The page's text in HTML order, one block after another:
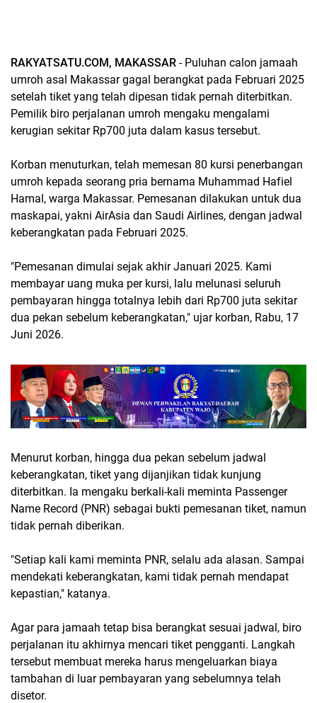
RAKYATSATU.COM, MAKASSAR - Puluhan calon jamaah
umroh asal Makassar gagal berangkat pada Februari 2025
setelah tiket yang telah dipesan tidak pernah diterbitkan.
Pemilik biro perjalanan umroh mengaku mengalami
kerugian sekitar Rp700 juta dalam kasus tersebut.
Korban menuturkan, telah memesan 80 kursi penerbangan
umroh kepada seorang pria bernama Muhammad Hafiel
Hamal, warga Makassar. Pemesanan dilakukan untuk dua
maskapai, yakni AirAsia dan Saudi Airlines, dengan jadwal
keberangkatan pada Februari 2025.
"Pemesanan dimulai sejak akhir Januari 2025. Kami
membayar uang muka per kursi, lalu melunasi seluruh
pembayaran hingga totalnya lebih dari Rp700 juta sekitar
dua pekan sebelum keberangkatan," ujar korban, Rabu, 17
Juni 2026.
Menurut korban, hingga dua pekan sebelum jadwal
keberangkatan, tiket yang dijanjikan tidak kunjung
diterbitkan. Ia mengaku berkali-kali meminta Passenger
Name Record (PNR) sebagai bukti pemesanan tiket, namun
tidak pernah diberikan.
"Setiap kali kami meminta PNR, selalu ada alasan. Sampai
mendekati keberangkatan, kami tidak pernah mendapat
kepastian," katanya.
Agar para jamaah tetap bisa berangkat sesuai jadwal, biro
perjalanan itu akhirnya mencari tiket pengganti. Langkah
tersebut membuat mereka harus mengeluarkan biaya
tambahan di luar pembayaran yang sebelumnya telah
disetor.